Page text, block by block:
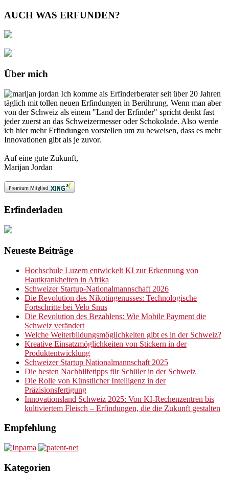
AUCH WAS ERFUNDEN?
Über mich
Ich komme als Erfinderberater seit über 20 Jahren
täglich mit tollen neuen Erfindungen in Berührung. Wenn man aber
von der Schweiz als einem "Land der Erfinder" spricht denkt fast
jeder zuerst an das Schweizermesser oder Schokolade. Also werde
ich hier mehr Erfindungen vorstellen um zu beweisen, dass es mehr
Innovationen gibt als je zuvor.
Auf eine gute Zukunft,
Marijan Jordan
Erfinderladen
Neueste Beiträge
Hochschule Luzern entwickelt KI zur Erkennung von
Hautkrankheiten in Afrika
Schweizer Startup-Nationalmannschaft 2026
Die Revolution des Nikotingenusses: Technologische
Fortschritte bei Velo Snus
Die Revolution des Bezahlens: Wie Mobile Payment die
Schweiz verändert
Welche Weiterbildungsmöglichkeiten gibt es in der Schweiz?
Kreative Einsatzmöglichkeiten von Stickern in der
Produktentwicklung
Schweizer Startup Nationalmannschaft 2025
Die besten Nachhilfetipps für Schüler in der Schweiz
Die Rolle von Künstlicher Intelligenz in der
Präzisionsfertigung
Innovationsland Schweiz 2025: Von KI-Rechenzentren bis
kultiviertem Fleisch – Erfindungen, die die Zukunft gestalten
Empfehlung
Kategorien